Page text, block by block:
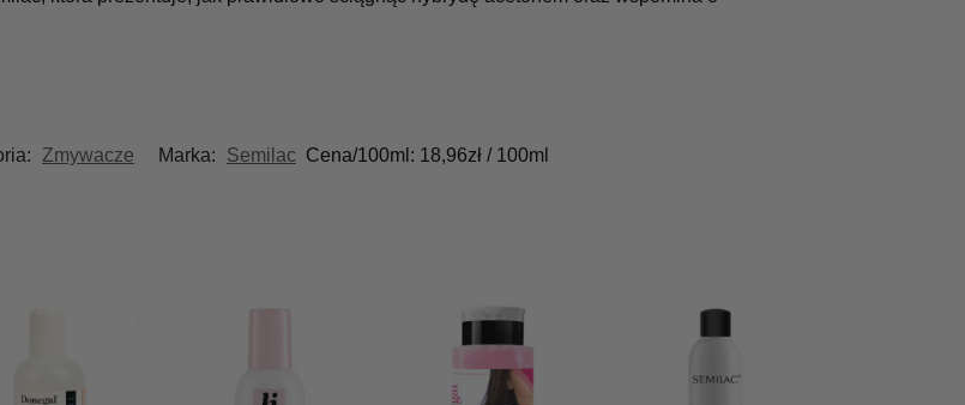
Zmywacze Marka: Semilac Cena/100ml: 18,96zł / 100ml